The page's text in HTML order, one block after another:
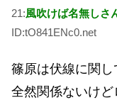
21:風吹けば名無しさ
ID:tO841ENc0.net
篠原は伏線に関
全然関係ないけど